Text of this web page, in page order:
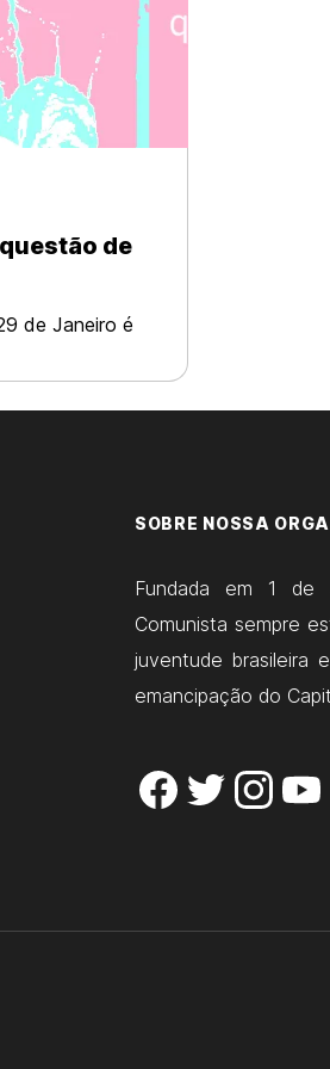
de
e
esta
SOBRE NOSSA
Fundada em 1 de
Comunista sempre
juventude brasileira
emancipação do